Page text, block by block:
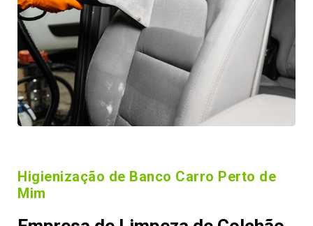
Higienização de Banco Carro Perto de
Mim